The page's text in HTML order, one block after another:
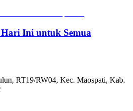
Ini untuk Semua
RT19/RW04, Kec. Maospati, Kab.